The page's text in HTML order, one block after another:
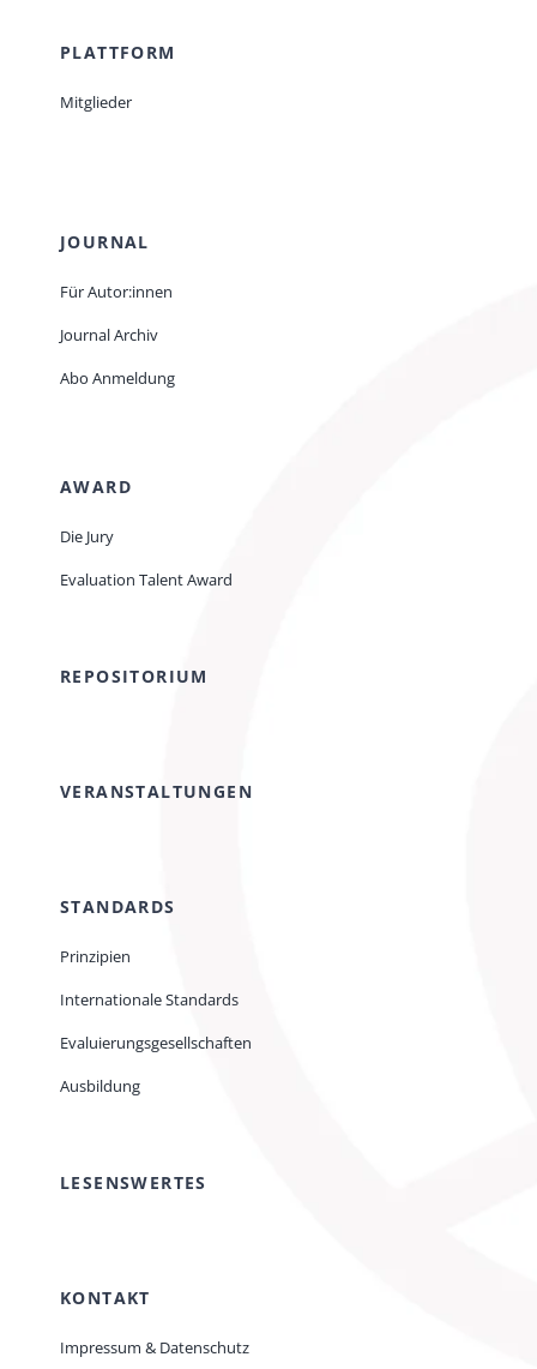
PLATTFORM
Mitglieder
JOURNAL
Für Autor:innen
Journal Archiv
Abo Anmeldung
AWARD
Die Jury
Evaluation Talent Award
REPOSITORIUM
VERANSTALTUNGEN
STANDARDS
Prinzipien
Internationale Standards
Evaluierungsgesellschaften
Ausbildung
LESENSWERTES
KONTAKT
Impressum & Datenschutz